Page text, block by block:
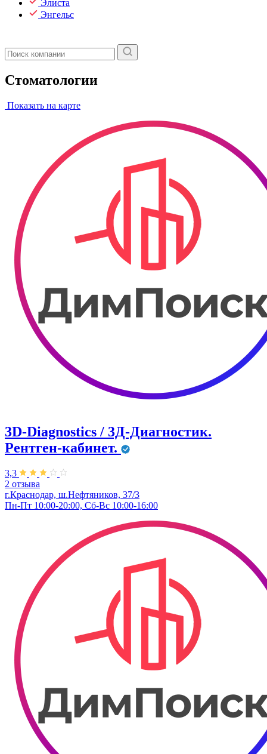
Элиста
Энгельс
Стоматологии
Показать на карте
3D-Diagnostics / 3Д-Диагностик.
Рентген-кабинет.
3,3
2 отзыва
г.Краснодар, ш.Нефтяников, 37/3
Пн-Пт 10:00-20:00, Сб-Вс 10:00-16:00